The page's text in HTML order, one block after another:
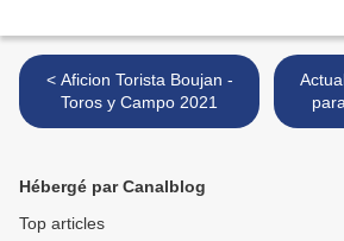
< Aficion Torista Boujan -
Toros y Campo 2021
Hébergé par Canalblog
Top articles